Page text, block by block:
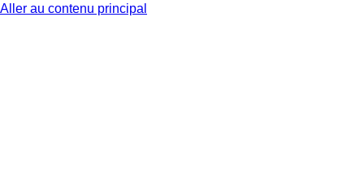
Aller au contenu principal